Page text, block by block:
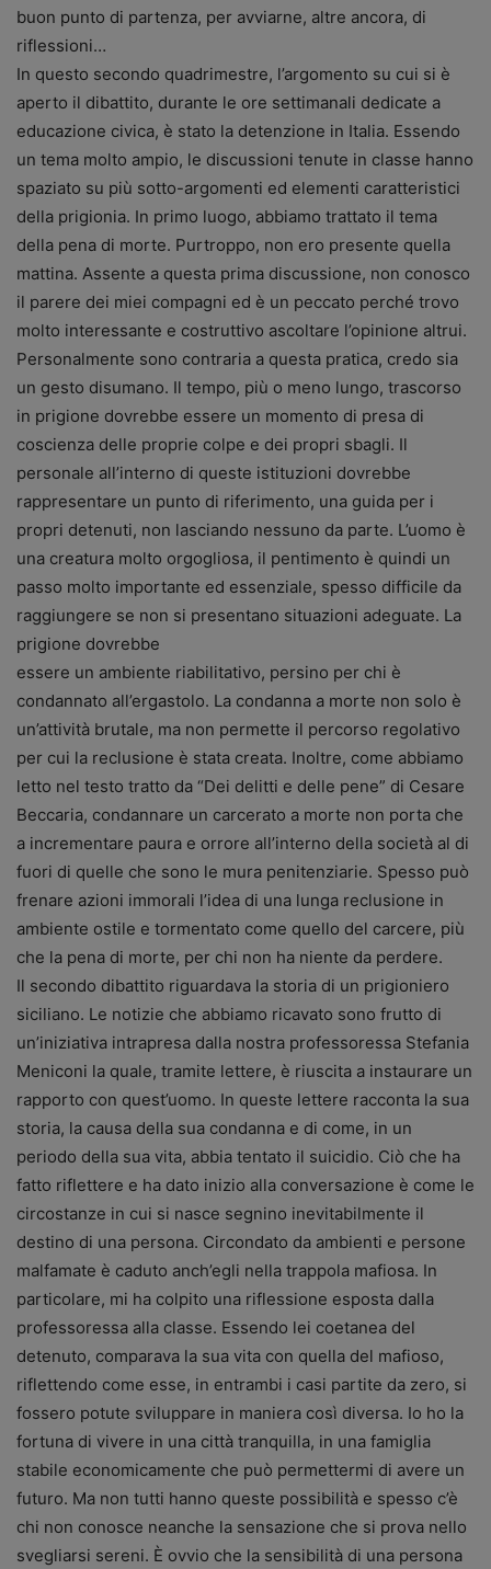
buon punto di partenza, per avviarne, altre ancora, di
riflessioni…
In questo secondo quadrimestre, l’argomento su cui si è
aperto il dibattito, durante le ore settimanali dedicate a
educazione civica, è stato la detenzione in Italia. Essendo
un tema molto ampio, le discussioni tenute in classe hanno
spaziato su più sotto-argomenti ed elementi caratteristici
della prigionia. In primo luogo, abbiamo trattato il tema
della pena di morte. Purtroppo, non ero presente quella
mattina. Assente a questa prima discussione, non conosco
il parere dei miei compagni ed è un peccato perché trovo
molto interessante e costruttivo ascoltare l’opinione altrui.
Personalmente sono contraria a questa pratica, credo sia
un gesto disumano. Il tempo, più o meno lungo, trascorso
in prigione dovrebbe essere un momento di presa di
coscienza delle proprie colpe e dei propri sbagli. Il
personale all’interno di queste istituzioni dovrebbe
rappresentare un punto di riferimento, una guida per i
propri detenuti, non lasciando nessuno da parte. L’uomo è
una creatura molto orgogliosa, il pentimento è quindi un
passo molto importante ed essenziale, spesso difficile da
raggiungere se non si presentano situazioni adeguate. La
prigione dovrebbe
essere un ambiente riabilitativo, persino per chi è
condannato all’ergastolo. La condanna a morte non solo è
un’attività brutale, ma non permette il percorso regolativo
per cui la reclusione è stata creata. Inoltre, come abbiamo
letto nel testo tratto da “Dei delitti e delle pene” di Cesare
Beccaria, condannare un carcerato a morte non porta che
a incrementare paura e orrore all’interno della società al di
fuori di quelle che sono le mura penitenziarie. Spesso può
frenare azioni immorali l’idea di una lunga reclusione in
ambiente ostile e tormentato come quello del carcere, più
che la pena di morte, per chi non ha niente da perdere.
Il secondo dibattito riguardava la storia di un prigioniero
siciliano. Le notizie che abbiamo ricavato sono frutto di
un’iniziativa intrapresa dalla nostra professoressa Stefania
Meniconi la quale, tramite lettere, è riuscita a instaurare un
rapporto con quest’uomo. In queste lettere racconta la sua
storia, la causa della sua condanna e di come, in un
periodo della sua vita, abbia tentato il suicidio. Ciò che ha
fatto riflettere e ha dato inizio alla conversazione è come le
circostanze in cui si nasce segnino inevitabilmente il
destino di una persona. Circondato da ambienti e persone
malfamate è caduto anch’egli nella trappola mafiosa. In
particolare, mi ha colpito una riflessione esposta dalla
professoressa alla classe. Essendo lei coetanea del
detenuto, comparava la sua vita con quella del mafioso,
riflettendo come esse, in entrambi i casi partite da zero, si
fossero potute sviluppare in maniera così diversa. Io ho la
fortuna di vivere in una città tranquilla, in una famiglia
stabile economicamente che può permettermi di avere un
futuro. Ma non tutti hanno queste possibilità e spesso c’è
chi non conosce neanche la sensazione che si prova nello
svegliarsi sereni. È ovvio che la sensibilità di una persona